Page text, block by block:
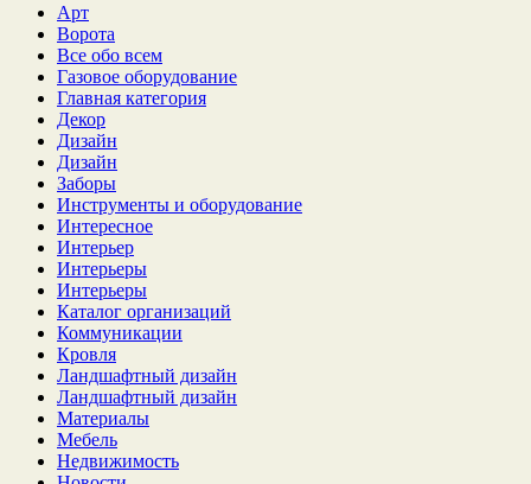
Арт
Ворота
Все обо всем
Газовое оборудование
Главная категория
Декор
Дизайн
Дизайн
Заборы
Инструменты и оборудование
Интересное
Интерьер
Интерьеры
Интерьеры
Каталог организаций
Коммуникации
Кровля
Ландшафтный дизайн
Ландшафтный дизайн
Материалы
Мебель
Недвижимость